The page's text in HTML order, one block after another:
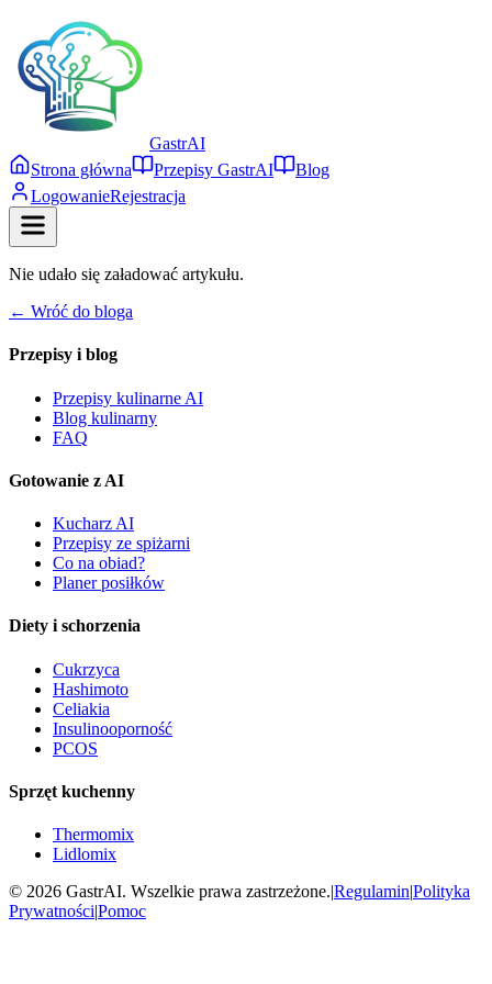
GastrAI
Strona główna
Przepisy GastrAI
Blog
LogowanieRejestracja
Nie udało się załadować artykułu.
← Wróć do bloga
Przepisy i blog
Przepisy kulinarne AI
Blog kulinarny
FAQ
Gotowanie z AI
Kucharz AI
Przepisy ze spiżarni
Co na obiad?
Planer posiłków
Diety i schorzenia
Cukrzyca
Hashimoto
Celiakia
Insulinooporność
PCOS
Sprzęt kuchenny
Thermomix
Lidlomix
© 2026 GastrAI. Wszelkie prawa zastrzeżone.|Regulamin|Polityka
Prywatności|Pomoc